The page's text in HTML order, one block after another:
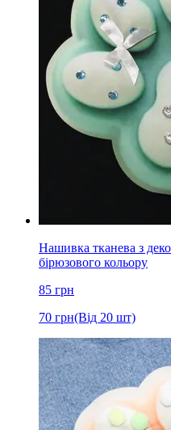
Нашивка тканева з
бірюзового кольору
85 грн
70 грн(Від 20 шт)